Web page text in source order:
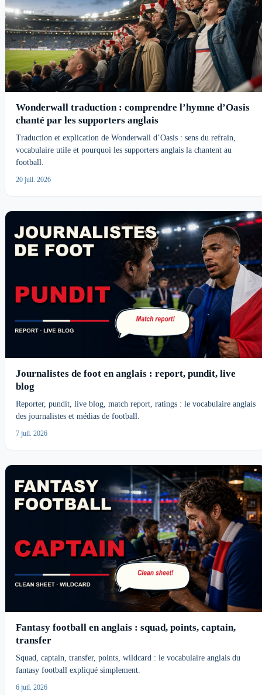
Wonderwall traduction : comprendre l’hymne d’Oasis
chanté par les supporters anglais
Traduction et explication de Wonderwall d’Oasis : sens du refrain,
vocabulaire utile et pourquoi les supporters anglais la chantent au
football.
20 juil. 2026
Journalistes de foot en anglais : report, pundit, live
blog
Reporter, pundit, live blog, match report, ratings : le vocabulaire anglais
des journalistes et médias de football.
7 juil. 2026
Fantasy football en anglais : squad, points, captain,
transfer
Squad, captain, transfer, points, wildcard : le vocabulaire anglais du
fantasy football expliqué simplement.
6 juil. 2026